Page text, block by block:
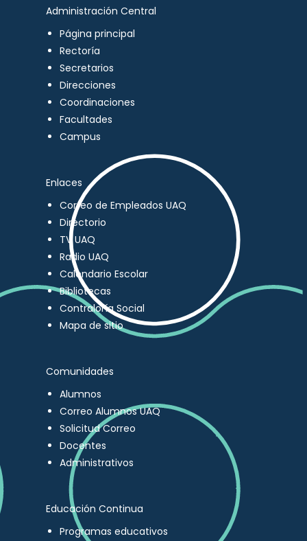
Administración Central
Página principal
Rectoría
Secretarios
Direcciones
Coordinaciones
Facultades
Campus
Enlaces
Correo de Empleados UAQ
Directorio
TV UAQ
Radio UAQ
Calendario Escolar
Bibliotecas
Contraloría Social
Mapa de sitio
Comunidades
Alumnos
Correo Alumnos UAQ
Solicitud Correo
Docentes
Administrativos
Educación Continua
Programas educativos